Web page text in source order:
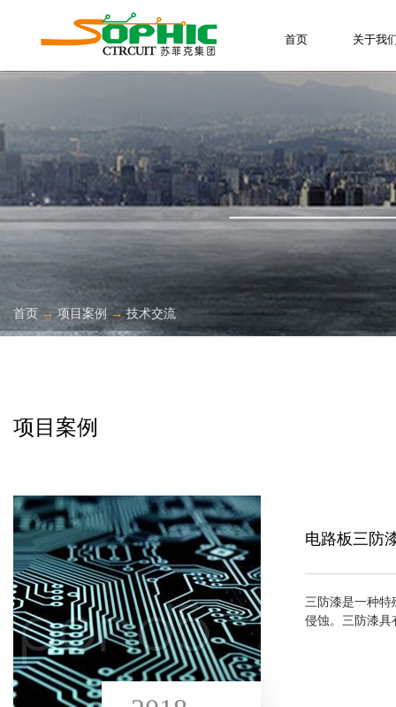
首页 关于我
首页 → 项目案例 → 技术交流
项目案例
电路板三防
三防漆是一种特
侵蚀。三防漆具